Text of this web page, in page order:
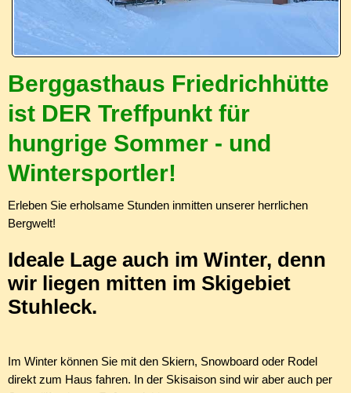
Berggasthaus Friedrichhütte
ist DER Treffpunkt für
hungrige Sommer - und
Wintersportler!
Erleben Sie erholsame Stunden inmitten unserer herrlichen
Bergwelt!
Ideale Lage auch im Winter, denn
wir liegen mitten im Skigebiet
Stuhleck.
Im Winter können Sie mit den Skiern, Snowboard oder Rodel
direkt zum Haus fahren. In der Skisaison sind wir aber auch per